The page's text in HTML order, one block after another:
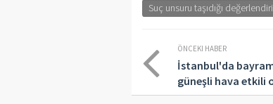
Suç unsuru taşıdığı
ÖNCEKI HABER
İstanbul'da
güneşli hava etkili